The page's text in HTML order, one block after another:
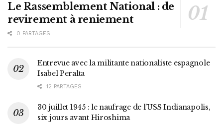
Le Rassemblement National : de
revirement à reniement
0 PARTAGES
Entrevue avec la militante nationaliste espagnole
Isabel Peralta
12 PARTAGES
30 juillet 1945 : le naufrage de l’USS Indianapolis,
six jours avant Hiroshima